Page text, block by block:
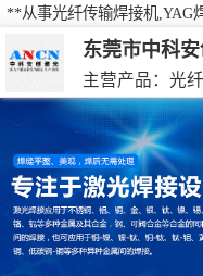
**从事光纤传输焊接机,YAG
光焊接机,激光打标机,激光
东莞市中科
激光焊接机
激光打标机
激光切割机